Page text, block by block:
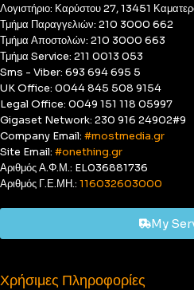
Λογιστήριο: Καρύστου 27, 13451
Τμήμα Παραγγελιών: 210 3000 662
Τμήμα Αποστολών: 210 3000 663
Τμήμα Service: 211 0013 053
Sms - Viber: 693 694 695 5
UK Office: 0044 845 508 9154
Legal Office: 0049 151 118 05997
Gigaset Network: 230 916 24902#9
Company Email: #mostmedia.gr
Site Email: #onething.gr
Αριθμός Α.Φ.Μ.: EL036881736
Αριθμός Γ.Ε.ΜΗ.: 116032603000
My
Χρήσιμες Πληροφορίες